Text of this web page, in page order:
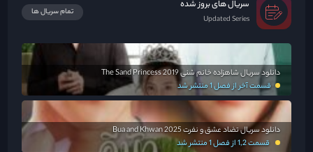
سریال های بروز شده
Updated Series
تمام سریال ها
دانلود سریال شاهزاده خانم شنی The Sand Princess 2019
قسمت آخر از فصل 1 منتشر شد
دانلود سریال تضاد عشق و نفرت Bua and Khwan 2025
قسمت 1,2 از فصل 1 منتشر شد